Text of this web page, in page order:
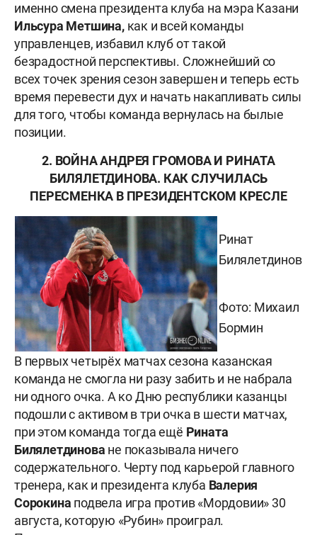
именно смена президента клуба на мэра Казани
Ильсура Метшина,как и всей команды
управленцев, избавил клуб от такой
безрадостной перспективы. Сложнейший со
всех точек зрения сезон завершен и теперь есть
время перевести дух и начать накапливать силы
для того, чтобы команда вернулась на былые
позиции.
2. ВОЙНА АНДРЕЯ ГРОМОВА И РИНАТА
БИЛЯЛЕТДИНОВА. КАК СЛУЧИЛАСЬ
ПЕРЕСМЕНКА В ПРЕЗИДЕНТСКОМ КРЕСЛЕ
Ринат
Билялетдинов
Фото: Михаил
Бормин
В первых четырёх матчах сезона казанская
команда не смогла ни разу забить и не набрала
ни одного очка. А ко Дню республики казанцы
подошли с активом в три очка в шести матчах,
при этом команда тогда ещё Рината
Билялетдинова не показывала ничего
содержательного. Черту под карьерой главного
тренера, как и президента клуба Валерия
Сорокина подвела игра против «Мордовии» 30
августа, которую «Рубин» проиграл.